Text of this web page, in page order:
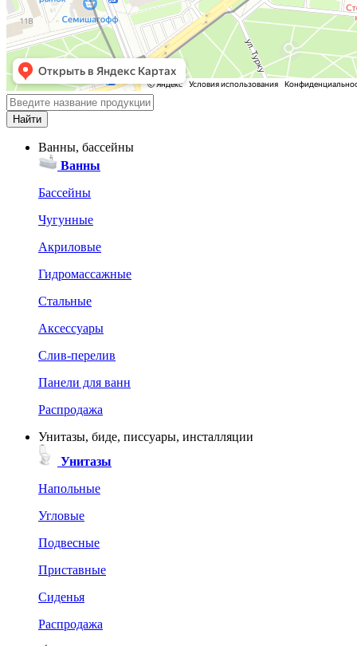
Ванны, бассейны
Ванны
Бассейны
Чугунные
Акриловые
Гидромассажные
Стальные
Аксессуары
Слив-перелив
Панели для ванн
Распродажа
Унитазы, биде, писсуары, инсталляции
Унитазы
Напольные
Угловые
Подвесные
Приставные
Сиденья
Распродажа